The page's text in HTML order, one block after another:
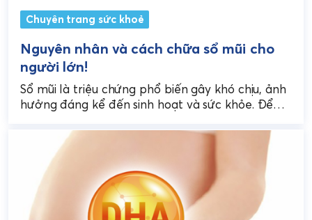
Chuyên trang sức khoẻ
Nguyên nhân và cách chữa sổ mũi cho
người lớn!
Sổ mũi là triệu chứng phổ biến gây khó chịu, ảnh
hưởng đáng kể đến sinh hoạt và sức khỏe. Để